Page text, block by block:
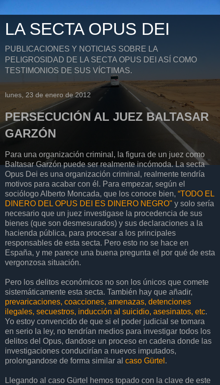
LA SECTA OPUS DEI
PUBLICACIONES Y NOTICIAS SOBRE LA
PELIGROSIDAD DE LA SECTA OPUS DEI ASÍ COMO
TESTIMONIOS DE SUS VÍCTIMAS.
lunes, 23 de enero de 2012
PERSECUCIÓN AL JUEZ BALTASAR
GARZÓN
Para una organización criminal, la figura de un juez como
Baltasar Garzón puede ser realmente incómoda. La secta
Opus Dei es una organización criminal, realmente tendría
motivos para acabar con él. Para empezar, según el
sociólogo Alberto Moncada, que los conoce bien, “TODO EL
DINERO DEL OPUS DEI ES DINERO NEGRO" y solo sería
necesario que un juez investigase la procedencia de sus
bienes (que son desmesurados) y sus declaraciones a la
hacienda pública, para procesar a los principales
responsables de esta secta. Pero esto no se hace en
España, y me parece una buena pregunta el por qué de esta
vergonzosa situación.
Pero los delitos económicos no son los únicos que comete
sistemáticamente esta secta. También hay que añadir,
prevaricaciones, coacciones, amenazas, detenciones
ilegales, secuestros, inducción al suicidio, asesinatos, etc.
Yo estoy convencido de que si el poder judicial se tomara
en serio la ley, no tendrían medios para investigar todos los
delitos del Opus, dandose un proceso en cadena donde las
investigaciones conducirían a nuevos imputados,
prolongandose de forma similar al caso Gürtel .
Llegando al caso Gürtel hemos topado con la clave de este